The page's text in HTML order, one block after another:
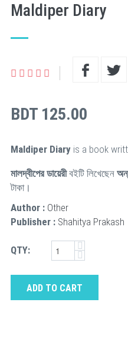
Maldiper Diary
BDT 125.00
Maldiper Diary is a book
মালদ্বীপের ডায়েরীবইটি লিখেছেন
টাকা।
Author : Other
Publisher : Shahitya Prakash
QTY:
ADD TO CART